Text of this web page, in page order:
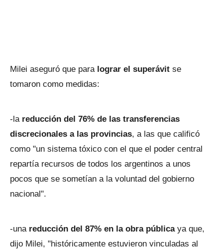
Milei aseguró que paralograr el superávit se
tomaron como medidas:
-la reducción del 76% de las transferencias
discrecionales a las provincias, a las que calificó
como "un sistema tóxico con el que el poder central
repartía recursos de todos los argentinos a unos
pocos que se sometían a la voluntad del gobierno
nacional".
-unareducción del 87% en la obra públicaya que,
dijo Milei, "históricamente estuvieron vinculadas al